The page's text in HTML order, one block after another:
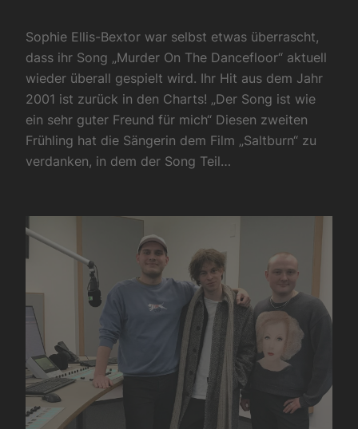
Sophie Ellis-Bextor war selbst etwas überrascht,
dass ihr Song „Murder On The Dancefloor“ aktuell
wieder überall gespielt wird. Ihr Hit aus dem Jahr
2001 ist zurück in den Charts! „Der Song ist wie
ein sehr guter Freund für mich“ Diesen zweiten
Frühling hat die Sängerin dem Film „Saltburn“ zu
verdanken, in dem der Song Teil…